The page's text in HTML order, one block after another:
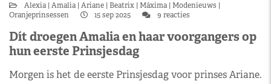
Alexia Amalia Ariane Beatrix Máxima Modenieuws
Oranjeprinsessen
15 sep 2025 9 reacties
Dít droegen Amalia en haar voorgangers op
hun eerste Prinsjesdag
Morgen is het de eerste Prinsjesdag voor prinses Ariane.